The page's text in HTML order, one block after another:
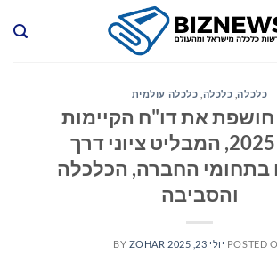
כלכלה, כלכלה כלכלה עולמית
חושפת את דו"ח הקיימות
לשנת 2025, המבליט ציוני דרך
בתחומי החברה, הכלכלה
והסביבה
POSTED יולי 23, 2025 BY ZOHAR